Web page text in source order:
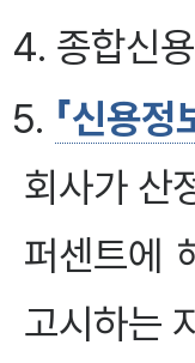
4. 종합신
5. 「신용
회사가 산
퍼센트에
고시하는